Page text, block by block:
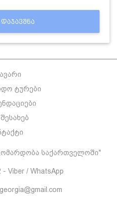
ტურები
საქართველოში"
Viber / WhatsApp